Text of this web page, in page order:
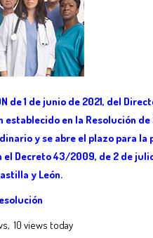
de 1 de junio de 2021, del
establecido en la Resolución
y se abre el plazo para
el Decreto 43/2009, de 2 de
y León.
10 views today